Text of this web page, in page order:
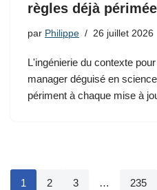
règles déjà
par Philippe 26 juillet 2026
L'ingénierie du contexte
manager déguisé en
périment à chaque mise à
1 2 3 … 235